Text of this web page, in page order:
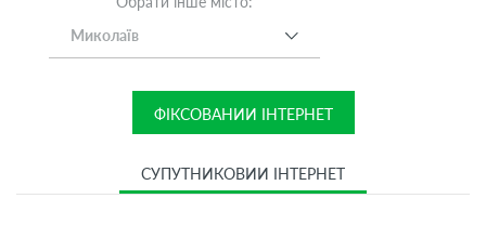
Миколаїв
ФІКСОВАНИЙ ІНТЕРНЕТ
СУПУТНИКОВИЙ ІНТЕРНЕТ